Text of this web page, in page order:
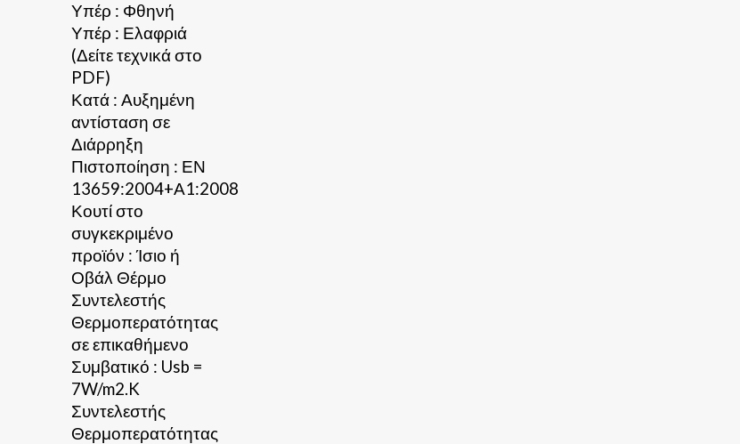
Υπέρ : Φθηνή
Υπέρ : Ελαφριά
(Δείτε τεχνικά στο
PDF)
Κατά : Αυξημένη
αντίσταση σε
Διάρρηξη
Πιστοποίηση : ΕΝ
13659:2004+Α1:2008
Κουτί στο
συγκεκριμένο
προϊόν : Ίσιο ή
Οβάλ Θέρμο
Συντελεστής
Θερμοπερατότητας
σε επικαθήμενο
Συμβατικό : Usb =
7W/m2.K
Συντελεστής
Θερμοπερατότητας